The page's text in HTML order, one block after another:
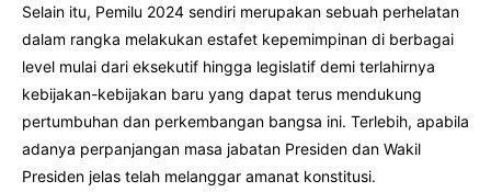
Selain itu, Pemilu 2024 sendiri merupakan sebuah perhelatan
dalam rangka melakukan estafet kepemimpinan di berbagai
level mulai dari eksekutif hingga legislatif demi terlahirnya
kebijakan-kebijakan baru yang dapat terus mendukung
pertumbuhan dan perkembangan bangsa ini. Terlebih, apabila
adanya perpanjangan masa jabatan Presiden dan Wakil
Presiden jelas telah melanggar amanat konstitusi.